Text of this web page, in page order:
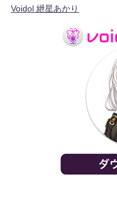
Voidol 紲星あかり